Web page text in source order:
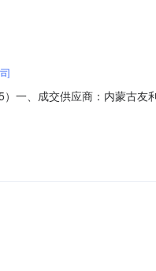
一、成交供应商：内蒙古友
收单位：国家能源集团内蒙